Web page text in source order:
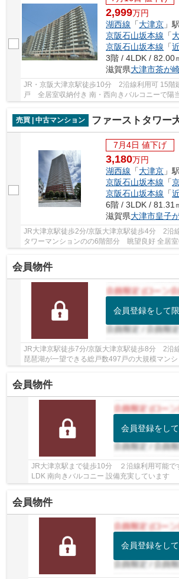
2,999万円
湖西線 「大津京 」
京阪石山坂本線 「
京阪石山坂本線 「
3階 / 4LDK / 82.00
滋賀県大津市茶が
JR・京阪大津京駅徒歩10分 2沿線利用可 15
戸 全居室収納付き 南・西向きバルコニーで陽
売買 | 中古マンション
ファーストタワー
7月4日 値下げ
3,180万円
湖西線 「大津京 」
京阪石山坂本線 「
京阪石山坂本線 「
6階 / 3LDK / 81.31
滋賀県大津市皇子
JR大津京駅徒歩2分/京阪大津京駅徒歩4分 2沿
タワーマンションのの6階部分 眺望良好 全居
会員物件
会員登録をして
JR大津京駅徒歩7分/京阪大津京駅徒歩8分 2沿
琵琶湖が一望できる総戸数497戸の大規模マンシ
分 南東向きにつき陽当たり良好 LD床暖房付
会員物件
会員登録をし
JR大津京駅まで徒歩10分 ２沿線利用可能で
LDK 南向きバルコニー 設備充実しています
会員物件
会員登録をし